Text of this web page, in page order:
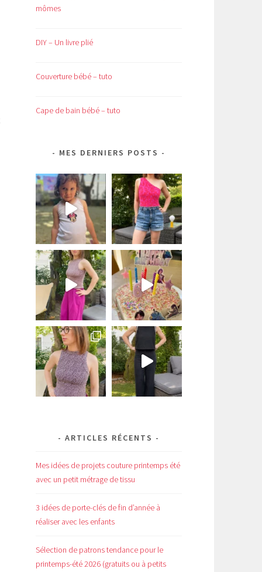
mômes
DIY – Un livre plié
Couverture bébé – tuto
Cape de bain bébé – tuto
MES DERNIERS POSTS
ARTICLES RÉCENTS
Mes idées de projets couture printemps été
avec un petit métrage de tissu
3 idées de porte-clés de fin d’année à
réaliser avec les enfants
Sélection de patrons tendance pour le
printemps-été 2026 (gratuits ou à petits